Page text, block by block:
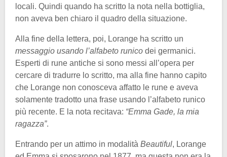
locali. Quindi quando ha scritto la nota nella bottiglia,
non aveva ben chiaro il quadro della situazione.
Alla fine della lettera, poi, Lorange ha scritto un
messaggio usando l’alfabeto runico dei germanici.
Esperti di rune antiche si sono messi all’opera per
cercare di tradurre lo scritto, ma alla fine hanno capito
che Lorange non conosceva affatto le rune e aveva
solamente tradotto una frase usando l’alfabeto runico
più recente. E la nota recitava: “Emma Gade, la mia
ragazza”.
Entrando per un attimo in modalità Beautiful, Lorange